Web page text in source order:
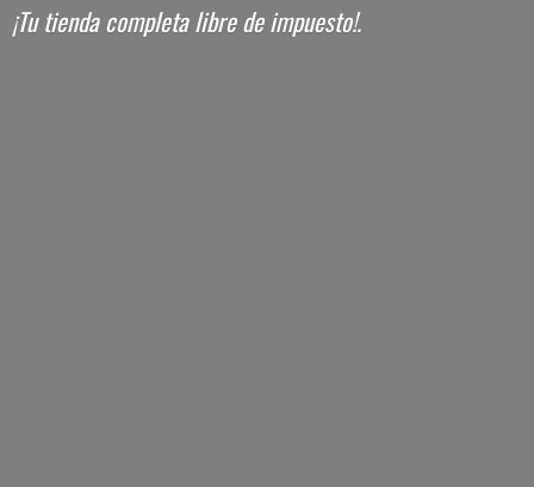
¡Tu tienda completa librede impuesto!.